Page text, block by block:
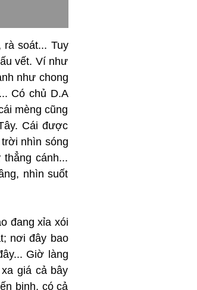
rà soát... Tuy
vết. Ví như
như chong
Có chủ D.A
mèng cũng
Cái được
nhìn sóng
cánh...
nhìn suốt
đang xỉa xói
nơi đây bao
Giờ làng
giá cả bây
binh, có cả